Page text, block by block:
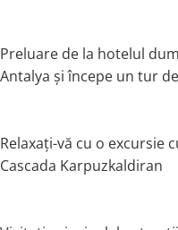
Preluare de la hotelul
Antalya și începe un tur
Relaxați-vă cu o excursie
Cascada Karpuzkaldiran